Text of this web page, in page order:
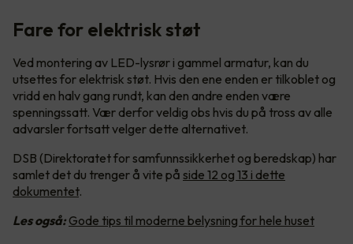
Fare for elektrisk støt
Ved montering av LED-lysrør i gammel armatur, kan du
utsettes for elektrisk støt. Hvis den ene enden er tilkoblet og
vridd en halv gang rundt, kan den andre enden være
spenningssatt. Vær derfor veldig obs hvis du på tross av alle
advarsler fortsatt velger dette alternativet.
DSB (Direktoratet for samfunnssikkerhet og beredskap) har
samlet det du trenger å vite på side 12 og 13 i dette
dokumentet.
Les også: Gode tips til moderne belysning for hele huset